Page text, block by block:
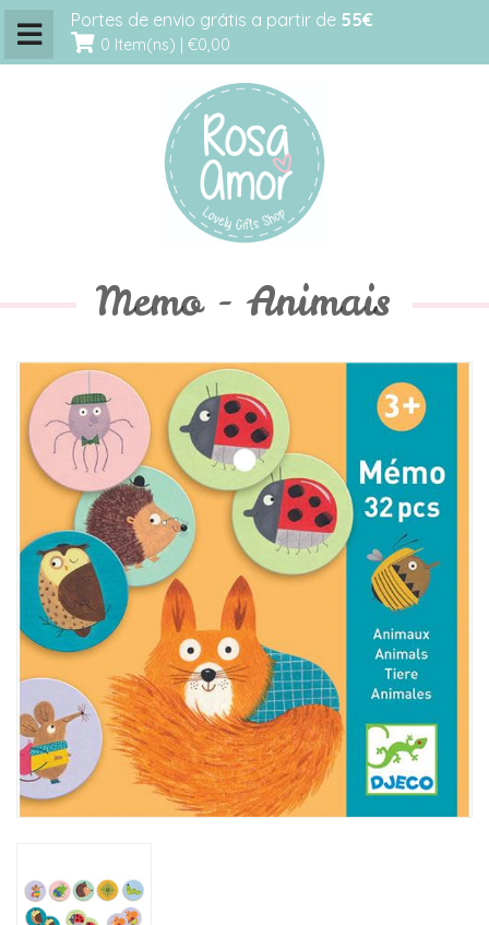
Portes de envio grátis a partir de 55€
0 Item(ns) | €0,00
Memo - Animais